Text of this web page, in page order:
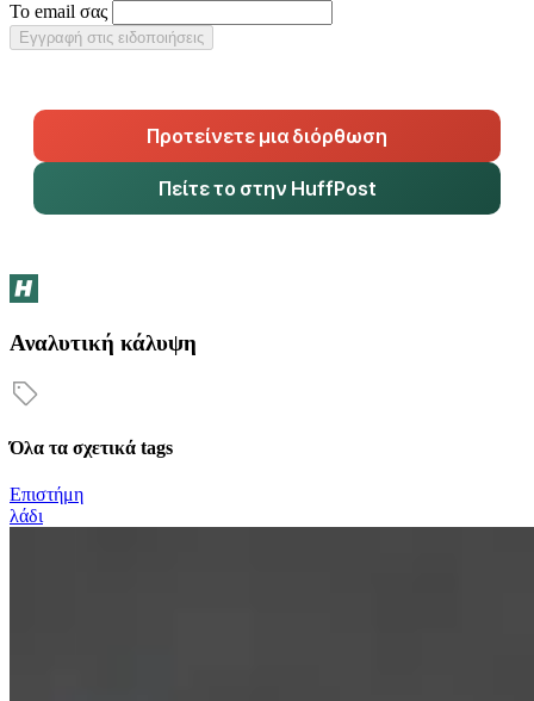
Το email σας
Εγγραφή στις ειδοποιήσεις
Προτείνετε μια διόρθωση
Πείτε το στην HuffPost
Αναλυτική κάλυψη
Όλα τα σχετικά tags
Επιστήμη
λάδι